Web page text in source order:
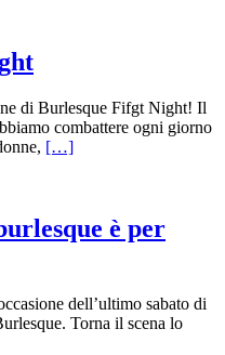
di Burlesque Fifgt Night! Il
combattere ogni giorno
[…]
è per
dell’ultimo sabato di
Torna il scena lo